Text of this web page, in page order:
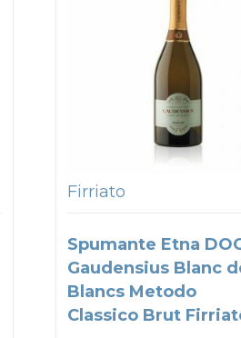
Firriato
Spumante Etna
Gaudensius Blanc
Blancs Metodo
Classico Brut